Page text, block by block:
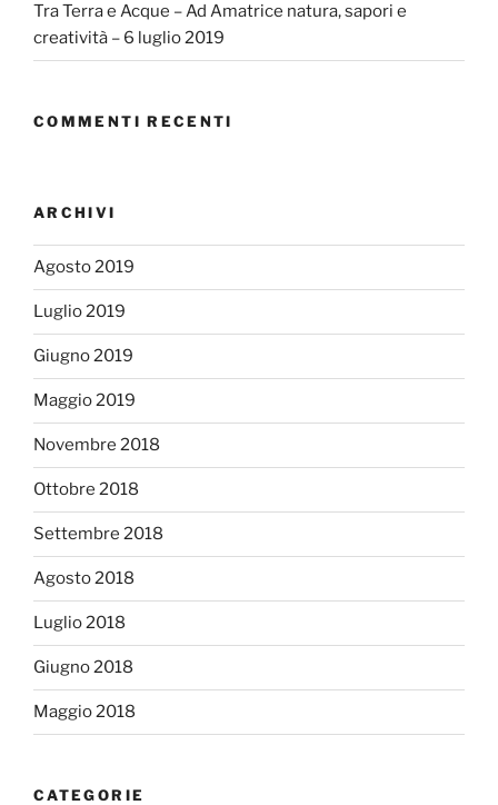
Tra Terra e Acque – Ad Amatrice natura, sapori e
creatività – 6 luglio 2019
COMMENTI RECENTI
ARCHIVI
Agosto 2019
Luglio 2019
Giugno 2019
Maggio 2019
Novembre 2018
Ottobre 2018
Settembre 2018
Agosto 2018
Luglio 2018
Giugno 2018
Maggio 2018
CATEGORIE